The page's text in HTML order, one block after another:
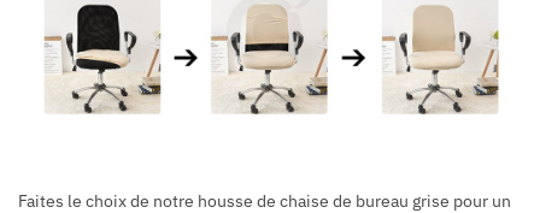
Faites le choix de notre housse de chaise de bureau grise pour un